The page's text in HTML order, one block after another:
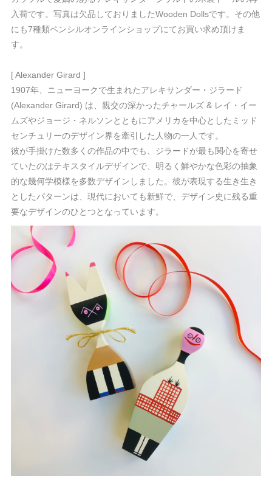
入荷です。写真は欠品しておりましたWooden Dollsです。その他
にも7種類ペンシルオンラインショップにてお買い求め頂けま
す。
[ Alexander Girard ]
1907年、ニューヨークで生まれたアレキサンダー・ジラード
(Alexander Girard) は、親交の深かったチャールズ & レイ・イー
ムズやジョージ・ネルソンとともにアメリカを中心としたミッド
センチュリーのデザイン界を牽引した人物の一人です。
彼が手掛けた数多くの作品の中でも、ジラードが最も関心を寄せ
ていたのはテキスタイルデザインで、明るく鮮やかな色彩の抽象
的な幾何学模様を多数デザインしました。彼が表現する生き生き
としたパターンは、現代においても新鮮で、デザイン史に残る重
要なデザインのひとつとなっています。